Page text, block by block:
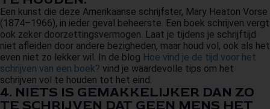
Een kunst die deze Amerikaanse schrijfster, Mary Heaton Vorse
(1874–1966), in ieder geval beheerste. Een boek schrijven vergt
ook zeker doorzettingsvermogen. Laat je tijdens je schrijftijd
niet afleiden door andere bezigheden, maar houd vol, ook als het
even niet zo lekker wil. In de blog Hoe vind je de tijd voor het
schrijven van een boek? vind je waardevolle tips om het
schrijven vol te houden tot het eind.
4. NIETS IS GEMAKKELIJKER DAN ZO
TE SCHRIJVEN DAT GEEN MENS HET